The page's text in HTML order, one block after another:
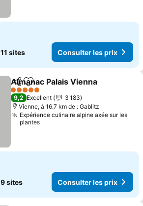
11 sites Consulter les prix
PartagerAjouter à mes favoris
Almanac Palais Vienna
5 Étoiles
9,2 Excellent
3 183
Vienne, à 16.7 km de : Gablitz
Expérience culinaire alpine axée sur les
plantes
9 sites Consulter les prix